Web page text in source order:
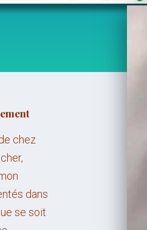
chez
dans
se soit